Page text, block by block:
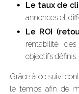
Le taux de
annonces et
Le ROI
rentabilité
objectifs définis.
Grâce à ce suivi
le temps afin de